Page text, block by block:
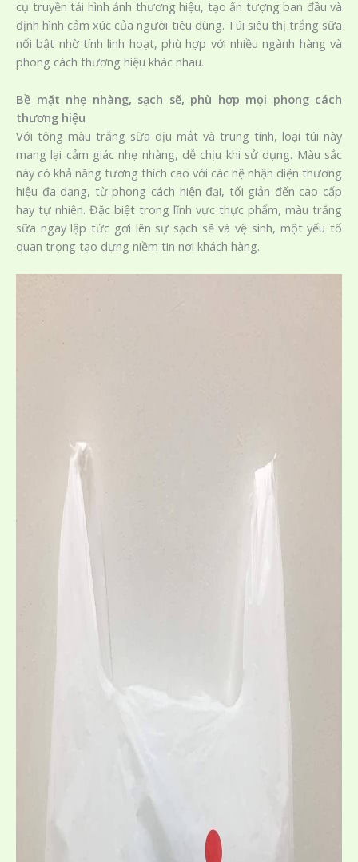
cụ truyền tải hình ảnh thương hiệu, tạo ấn tượng ban đầu và
định hình cảm xúc của người tiêu dùng. Túi siêu thị trắng sữa
nổi bật nhờ tính linh hoạt, phù hợp với nhiều ngành hàng và
phong cách thương hiệu khác nhau.
Bề mặt nhẹ nhàng, sạch sẽ, phù hợp mọi phong cách
thương hiệu
Với tông màu trắng sữa dịu mắt và trung tính, loại túi này
mang lại cảm giác nhẹ nhàng, dễ chịu khi sử dụng. Màu sắc
này có khả năng tương thích cao với các hệ nhận diện thương
hiệu đa dạng, từ phong cách hiện đại, tối giản đến cao cấp
hay tự nhiên. Đặc biệt trong lĩnh vực thực phẩm, màu trắng
sữa ngay lập tức gợi lên sự sạch sẽ và vệ sinh, một yếu tố
quan trọng tạo dựng niềm tin nơi khách hàng.